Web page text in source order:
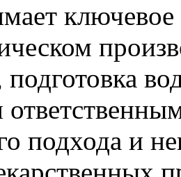
подхода и